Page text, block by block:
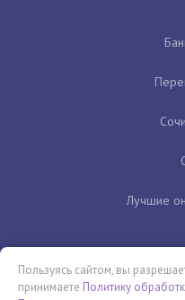
Лучшие
Пользуясь сайтом, вы
принимаете Политику